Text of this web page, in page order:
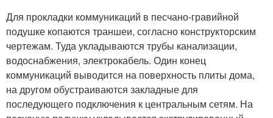
Для прокладки коммуникаций в песчано-гравийной
подушке копаются траншеи, согласно конструкторским
чертежам. Туда укладываются трубы канализации,
водоснабжения, электрокабель. Один конец
коммуникаций выводится на поверхность плиты дома,
на другом обустраиваются закладные для
последующего подключения к центральным сетям. На